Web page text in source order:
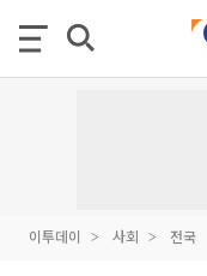
이투데이 사회 전국